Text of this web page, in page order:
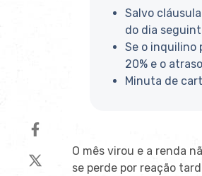
Salvo
do dia
Se o inquilino
20% e o
Minuta de
O mês virou e a renda
se perde por reação